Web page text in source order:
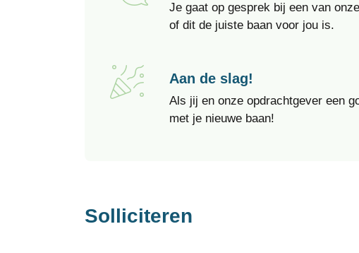
Je gaat op gesprek bij een van
of dit de juiste baan voor jou is.
Aan de slag!
Als jij en onze opdrachtgever een
met je nieuwe baan!
Solliciteren